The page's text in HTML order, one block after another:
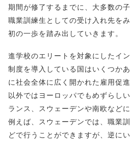
期間が修了するまでに、大多数の
職業訓練生としての受け入れ先を
初の一歩を踏み出していきます。
進学校のエリートを対象にしたイ
制度を導入している国はいくつか
に社会全体に広く開かれた雇用促
以外ではヨーロッパでもめずらし
ランス、スウェーデンや南欧など
例えば、スウェーデンでは、職業
どで行うことができますが、逆に